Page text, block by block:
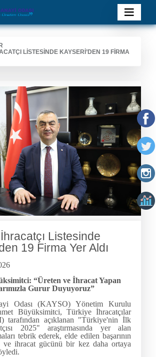
LISTESINDE KAYSERI’DEN 19 FIRMA
Listesinde
19 Firma Yer Aldı
“Üreten ve İhracat Yapan
Gurur Duyuyoruz”
Odası (KAYSO) Yönetim Kurulu
Büyüksimitci, Türkiye İhracatçılar
tarafından açıklanan "Türkiye'nin İlk
2025" araştırmasında yer alan
tebrik ederek, elde edilen başarının
ve ihracat gücünü bir kez daha ortaya